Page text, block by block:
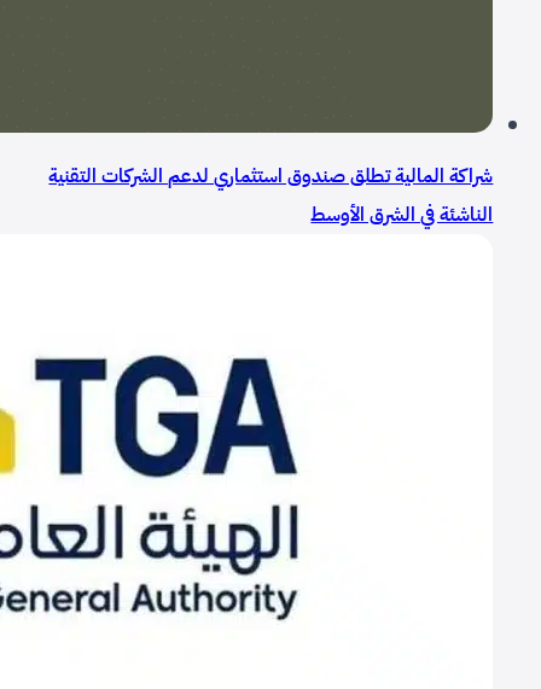
شراكة المالية تطلق صندوق استثماري لدعم الشركات التقنية
الناشئة في الشرق الأوسط